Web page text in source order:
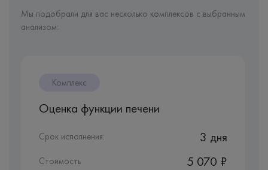
Мы подобрали для вас несколько комплексов с выбранным
анализом:
Комплекс
Оценка функции печени
Срок исполнения: 3 дня
Стоимость 5 070 ₽